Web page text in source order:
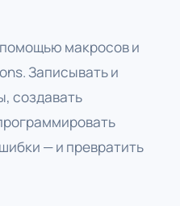
макросов и
Записывать и
создавать
— и превратить